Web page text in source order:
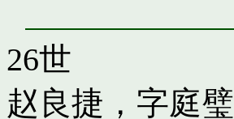
26世
赵良捷，字庭璧